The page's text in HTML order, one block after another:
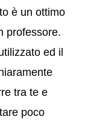
è un ottimo
professore.
ed il
tra te e
poco